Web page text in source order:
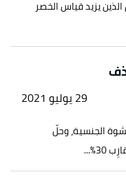
وُجد أنّ الرجال الذين يزيد قياس الخصر
29 يوليو 2021
الجنسية، وحلّ